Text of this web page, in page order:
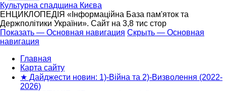
пользователя
Культурна спадщина Києва
ЕНЦИКЛОПЕДІЯ «Інформаційна База пам'яток та
Держполітики України». Сайт на 3,8 тис стор
Основная
навигация
Показать — Основная навигация Скрыть — Основная
навигация
Главная
Карта сайту
★ Дайджести новин: 1)-Війна та 2)-Визволення (2022-
2026)